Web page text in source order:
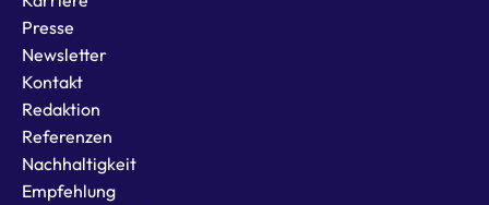
Presse
Newsletter
Kontakt
Redaktion
Referenzen
Nachhaltigkeit
Empfehlung